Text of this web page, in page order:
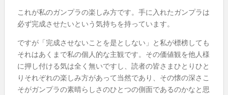
これが私のガンプラの楽しみ方です。手に入れたガンプラは
必ず完成させたいという気持ちを持っています。
ですが「完成させないことを是としない」と私が標榜しても
それはあくまで私の個人的な主観です。その価値観を他人様
に押し付ける気は全く無いですし、読者の皆さまひとりひと
りそれぞれの楽しみ方があって当然であり、その懐の深さこ
そがガンプラの素晴らしさのひとつの側面であるのかなと思